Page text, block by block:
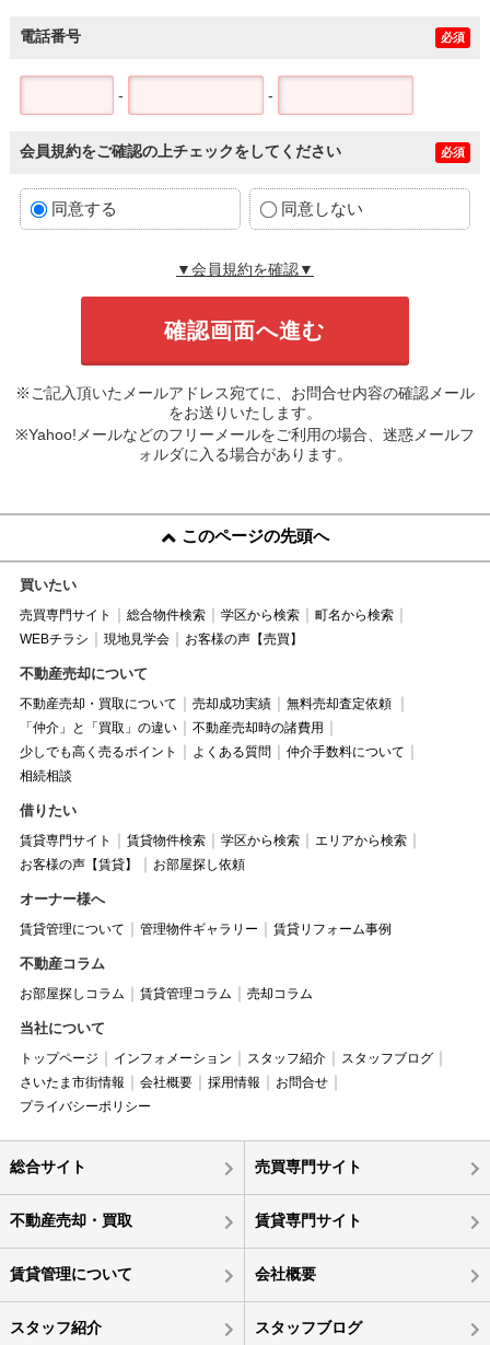
電話番号 必須
- -
会員規約をご確認の上チェックをしてください 必須
同意する 同意しない
▼会員規約を確認▼
※ご記入頂いたメールアドレス宛てに、お問合せ内容の確認メール
をお送りいたします。
※Yahoo!メールなどのフリーメールをご利用の場合、迷惑メールフ
ォルダに入る場合があります。
このページの先頭へ
買いたい
売買専門サイト 総合物件検索 学区から検索
町名から検索
WEBチラシ
現地見学会 お客様の声【売買】
不動産売却について
不動産売却・買取について 売却成功実績
無料売却査定依頼
「仲介」と「買取」の違い
不動産売却時の諸費用
少しでも高く売るポイント
よくある質問
仲介手数料について
相続相談
借りたい
賃貸専門サイト 賃貸物件検索 学区から検索
エリアから検索
お客様の声【賃貸】
お部屋探し依頼
オーナー様へ
賃貸管理について 管理物件ギャラリー 賃貸リフォーム事例
不動産コラム
お部屋探しコラム 賃貸管理コラム 売却コラム
当社について
トップページ インフォメーション スタッフ紹介
スタッフブログ
さいたま市街情報
会社概要 採用情報
お問合せ
プライバシーポリシー
総合サイト 売買専門サイト
不動産売却・買取 賃貸専門サイト
賃貸管理について 会社概要
スタッフ紹介 スタッフブログ